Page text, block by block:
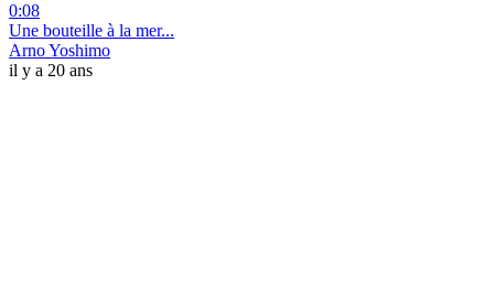
0:08
Une bouteille à la mer...
Arno Yoshimo
il y a 20 ans